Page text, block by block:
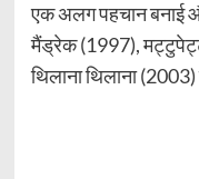
एक अलग पहचान बनाई
मैंड्रेक (1997),
थिलाना थिलाना